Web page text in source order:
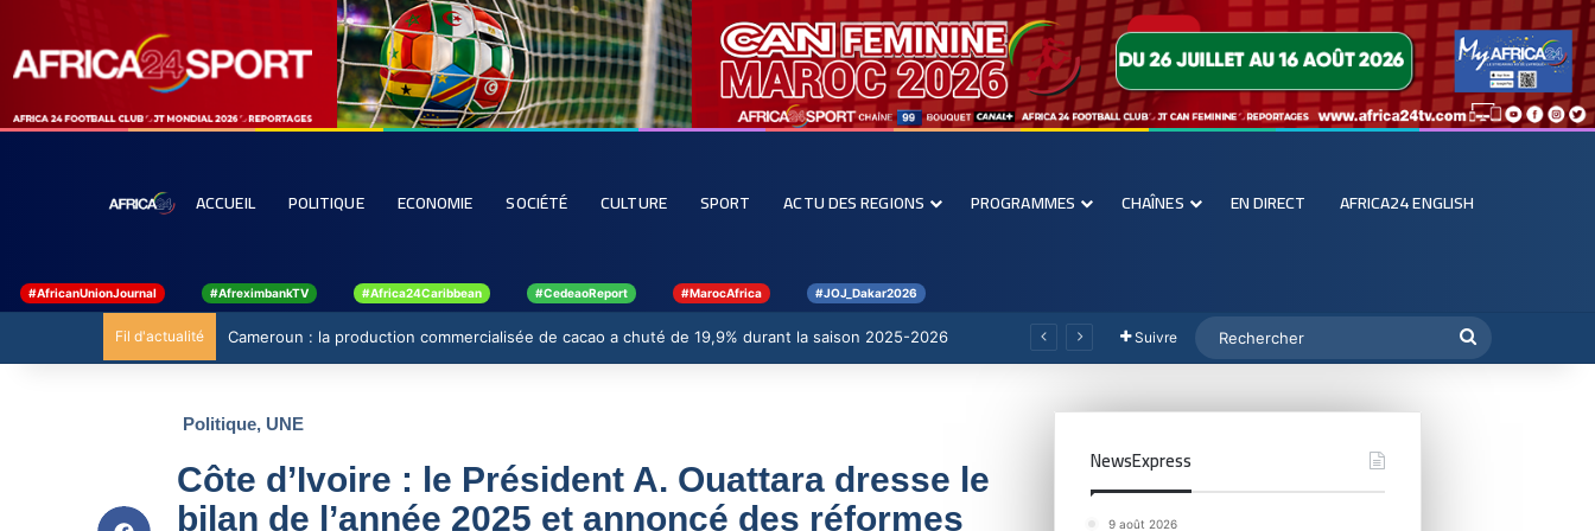
ACCUEIL POLITIQUE ECONOMIE SOCIÉTÉ CULTURE SPORT ACTU DES REGIONS PROGRAMMES CHAÎNES EN DIRECT AFRICA24 ENGLISH
#AfricanUnionJournal #AfreximbankTV #Africa24Caribbean #CedeaoReport #MarocAfrica #JOJ_Dakar2026
Fil d'actualité Cameroun : la production commercialisée de cacao a chuté de 19,9% durant la saison 2025-2026 Suivre
Politique, UNE
Côte d’Ivoire : le Président A. Ouattara dresse le
bilan de l’année 2025 et annoncé des réformes
NewsExpress
9 août 2026